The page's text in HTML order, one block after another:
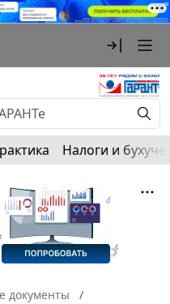
Налоги и
документы